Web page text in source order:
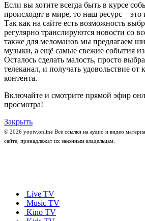
Если вы хотите всегда быть в курсе
происходят в мире, то наш ресурс –
Так как на сайте есть возможность
регулярно транслируются новости со
также для меломанов мы предлагаем
музыки, а ещё самые свежие события
Осталось сделать малость, просто
телеканал, и получать удовольствие от
контента.
Включайте и смотрите прямой эфир
просмотра!
Закрыть
© 2026 yootv.online Все ссылки на аудио и видео
сайте, принадлежат их законным владельцам.
Live TV
Music TV
Kino TV